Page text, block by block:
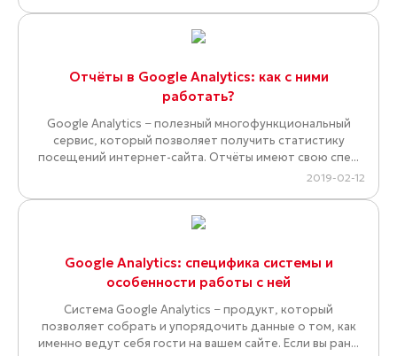
Отчёты в Google Analytics: как с ними
работать?
Google Analytics − полезный многофункциональный
сервис, который позволяет получить статистику
посещений интернет-сайта. Отчёты имеют свою спе...
2019-02-12
Google Analytics: специфика системы и
особенности работы с ней
Система Google Analytics − продукт, который
позволяет собрать и упорядочить данные о том, как
именно ведут себя гости на вашем сайте. Если вы ран...